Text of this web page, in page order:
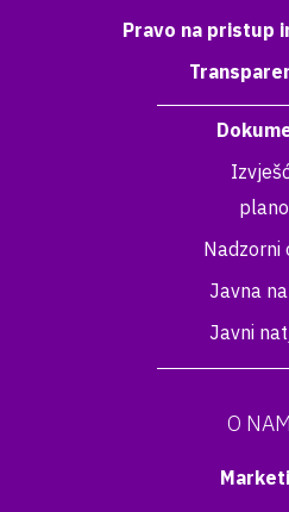
Pravo na pristup
Nadzorni
Javna
Javni
O